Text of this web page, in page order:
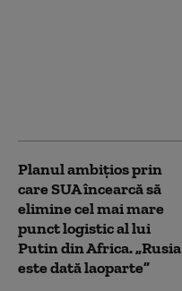
Planul ambițios prin
care SUA încearcă să
elimine cel mai mare
punct logistic al lui
Putin din Africa. „Rusia
este dată laoparte”